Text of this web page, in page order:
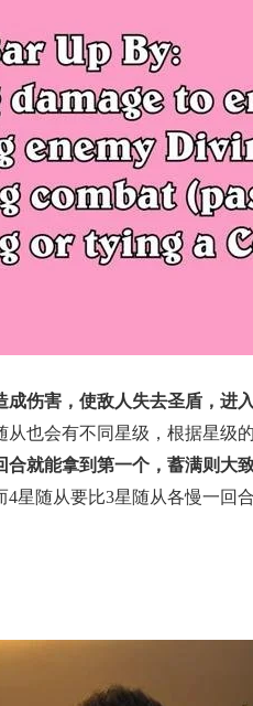
成伤害，使敌人失去圣盾，进
从也会有不同星级，根据星级
合就能拿到第一个，蓄满则大
星随从要比3星随从各慢一回